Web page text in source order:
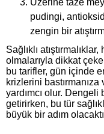
pudingi,
zengin bir
Sağlıklı
olmalarıyla dikkat
bu tarifler, gün içinde
krizlerini bastırmanıza
yardımcı olur.
getirirken, bu tür
büyük bir adım